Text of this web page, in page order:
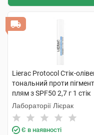
Lierac Protocol Стік-
тональний проти
плям з SPF50 2,7 г 1 стік
Лабораторії Лієрак
Є в наявності